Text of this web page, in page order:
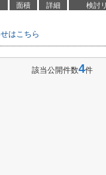
面積 詳細 検討
はこちら
該当公開件数4件